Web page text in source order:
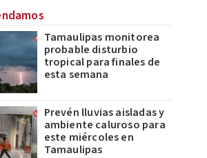
Tamaulipas monitorea
probable disturbio
tropical para finales de
esta semana
Prevén lluvias aisladas y
ambiente caluroso para
este miércoles en
Tamaulipas